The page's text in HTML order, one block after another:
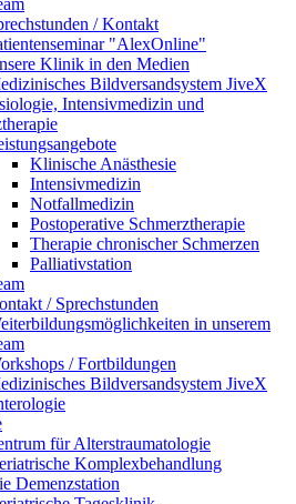
/ Kontakt
"AlexOnline"
Klinik in den Medien
Bildversandsystem JiveX
Intensivmedizin und
Klinische Anästhesie
Intensivmedizin
Notfallmedizin
Postoperative Schmerztherapie
Therapie chronischer Schmerzen
Palliativstation
/ Sprechstunden
in unserem
/ Fortbildungen
Bildversandsystem JiveX
für Alterstraumatologie
Komplexbehandlung
Demenzstation